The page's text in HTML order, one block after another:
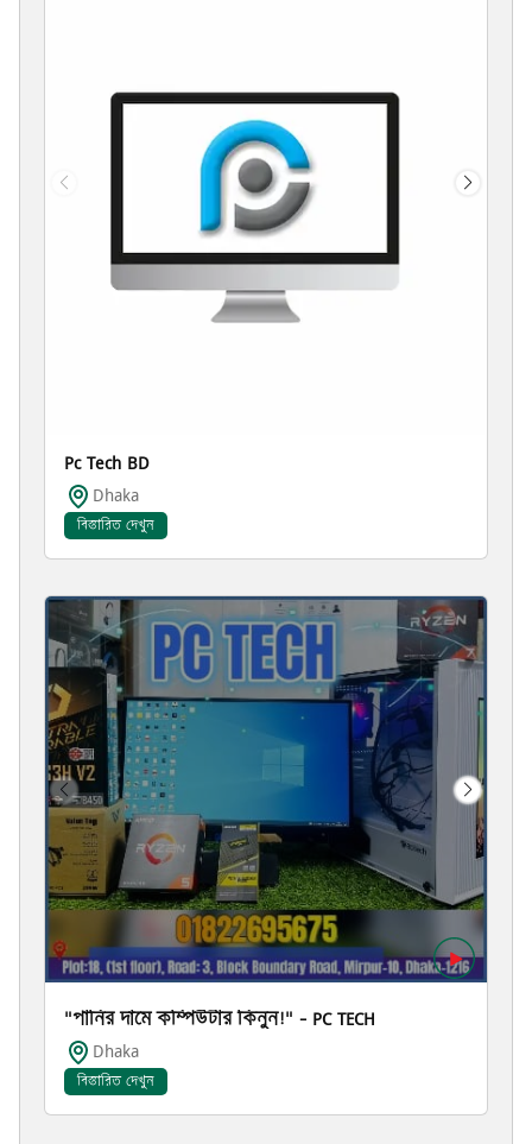
Pc Tech BD
Dhaka
বিস্তারিত দেখুন
"পানির দামে কম্পিউটার কিনুন!" – PC TECH
Dhaka
বিস্তারিত দেখুন